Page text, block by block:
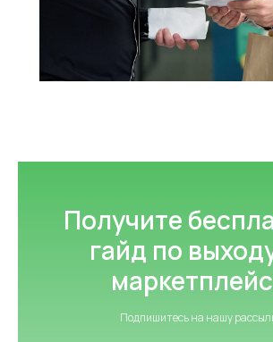
Получите
гайд по
Подпишитесь на нашу
Оферта
УЗНАТЬ СТОИМОСТЬ